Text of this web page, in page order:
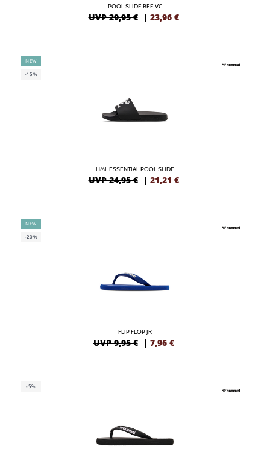
POOL SLIDE BEE VC
UVP 29,95 € | 23,96 €
NEW
-15%
HML ESSENTIAL POOL SLIDE
UVP 24,95 € | 21,21 €
NEW
-20%
FLIP FLOP JR
UVP 9,95 € | 7,96 €
-5%